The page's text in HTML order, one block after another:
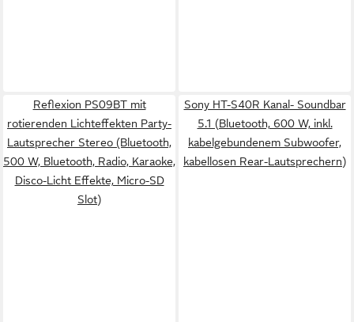
Reflexion PS09BT mit
rotierenden Lichteffekten Party-
Lautsprecher Stereo (Bluetooth,
500 W, Bluetooth, Radio, Karaoke,
Disco-Licht Effekte, Micro-SD
Slot)
Sony HT-S40R Kanal- Soundbar
5.1 (Bluetooth, 600 W, inkl.
kabelgebundenem Subwoofer,
kabellosen Rear-Lautsprechern)